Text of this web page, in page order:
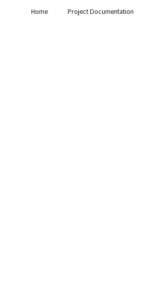
Home Project Documentation